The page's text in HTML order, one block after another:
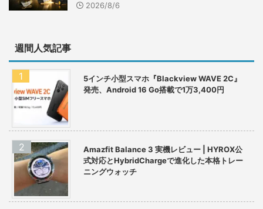
2026/8/6
週間人気記事
5インチ小型スマホ『Blackview WAVE 2C』
発売、Android 16 Go搭載で1万3,400円
Amazfit Balance 3 実機レビュー | HYROX公
式対応とHybridChargeで進化した本格トレー
ニングウォッチ